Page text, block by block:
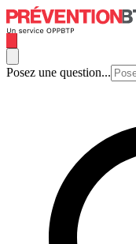
Posez une question...